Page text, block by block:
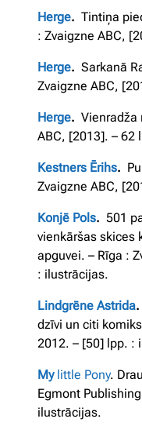
Herge. Tintiņa
: Zvaigzne ABC,
Herge. Sarkanā
Zvaigzne ABC,
Herge. Vienradža
ABC, [2013]. – 62
Kestners Ērihs.
Zvaigzne ABC,
Konjē Pols. 501
vienkāršas skices
apguvei. – Rīga :
: ilustrācijas.
Lindgrēne Astrida.
dzīvi un citi
2012. – [50] lpp. :
Mylittle Pony.
Egmont
ilustrācijas.